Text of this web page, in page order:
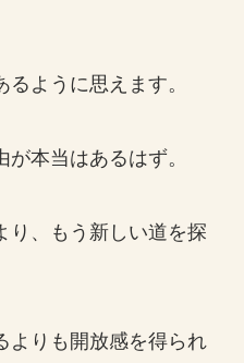
ように思えます。
本当はあるはず。
り、もう新しい道を探
よりも開放感を得られ